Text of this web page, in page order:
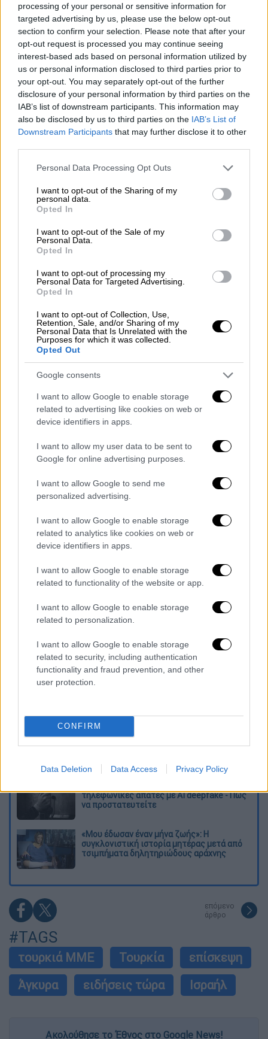
processing of your personal or sensitive information for
targeted advertising by us, please use the below opt-out
section to confirm your selection. Please note that after your
opt-out request is processed you may continue seeing
interest-based ads based on personal information utilized by
us or personal information disclosed to third parties prior to
your opt-out. You may separately opt-out of the further
disclosure of your personal information by third parties on the
IAB’s list of downstream participants. This information may
also be disclosed by us to third parties on the IAB’s List of
Downstream Participants that may further disclose it to other
Please note that this website/app uses one or more Google
not limited to your visit or usage behaviour. You may click to
grant or deny consent to Google and its third-party tags to
use your data for below specified purposes in below Google
consent section.
Personal Data Processing Opt Outs
I want to opt-out of the Sharing of my
personal data.
Opted In
I want to opt-out of the Sale of my
Personal Data.
Opted In
I want to opt-out of processing my
Personal Data for Targeted Advertising.
Opted In
I want to opt-out of Collection, Use,
Retention, Sale, and/or Sharing of my
Personal Data that Is Unrelated with the
Purposes for which it was collected.
Opted Out
Google consents
I want to allow Google to enable storage
related to advertising like cookies on web or
device identifiers in apps.
I want to allow my user data to be sent to
Google for online advertising purposes.
I want to allow Google to send me
personalized advertising.
I want to allow Google to enable storage
related to analytics like cookies on web or
device identifiers in apps.
I want to allow Google to enable storage
related to functionality of the website or app.
I want to allow Google to enable storage
related to personalization.
I want to allow Google to enable storage
related to security, including authentication
functionality and fraud prevention, and other
user protection.
CONFIRM
Data Deletion Data Access Privacy Policy
O Ιρανός υπουργός Εξωτερικών,Αμπάς
Αρακτσί, θα παραστεί στην 51η σύνοδο του
Συμβουλίου Υπουργών Εξωτερικών του
Οργανισμού Ισλαμικής Συνεργασίας (OIC),
που θα πραγματοποιηθεί στην Τουρκίατο
Σάββατο.
ΔΙΑΒΑΣΤΕ ΕΠΙΣΗΣ
Κόσμος|19.06.2025 13:49
Ουκρανία κατά Ρωσίας: «Εδώ και 100
ημέρες απορρίπτουν την κατάπαυση
πυρός»
Αξιωματούχος του
Εξωτερικώνπου μίλησε στο Reuters δήλωσε
ότι οΑρακτσί θα έρθει στην Τουρκία
Συμβουλίου Υπουργών Εξωτερικών του OIC.
Το όνομα τουΑρακτσί περιλαμβάνεται
επίσης στο προσχέδιο του καταλόγου των
συμμετεχόντων.
Σύμφωνα με πληροφορίες, στη συνάντηση θα
συζητηθούν οιισραηλινές επιθέσεις
, συμπεριλαμβανομένων των πυρηνικών
εγκαταστάσεων στο Χοντάμπ, για τις οποίες
ο ισραηλινός στρατός ισχυρίζεται ότι
αντιδραστήρα βαρέος ύδατος που, σύμφωνα
με τους ειδικούς, θα μπορούσε να παράγει
πλουτώνιο οπλικής ποιότητας.
Σύμφωνα με διπλωματική πηγή,
μουσουλμανικές χώρες να «ενωθούν ενάντια
στις χώρες που διαταράσσουν τη
σταθερότητα» στη συνάντηση. Αναφέρθηκε
ότι ο Τούρκος πρόεδρος Ταγίπ Ερντογάν θα
Διαβάστε ακόμη
«Δεν υπήρξε τεχνικό πρόβλημα»: Τι
Μακελειό στη Βόρεια Καρολίνα ύστερα από
πυροβολισμούς: Νεκροί και τραυματίες
τηλεφωνικές απάτες με AI deepfake - Πώς
να προστατευτείτε
«Μου έδωσαν έναν μήνα ζωής»: Η
συγκλονιστική ιστορία μητέρας μετά από
τσιμπήματα δηλητηριώδους αράχνης
επόμενο
άρθρο
#TAGS
τουρκιά ΜΜΕ Τουρκία
επίσκεψη
Άγκυρα
ειδήσεις τώρα Ισραήλ
Ακολούθησε το Έθνος στο Google News!